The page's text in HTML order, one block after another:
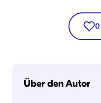
0
Über den Autor